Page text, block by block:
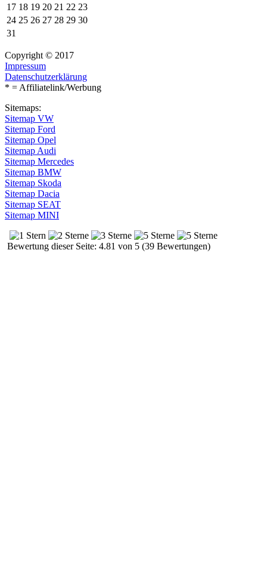
17 18 19 20 21 22 23
24 25 26 27 28 29 30
31
Copyright © 2017
Impressum
Datenschutzerklärung
* = Affiliatelink/Werbung
Sitemaps:
Sitemap VW
Sitemap Ford
Sitemap Opel
Sitemap Audi
Sitemap Mercedes
Sitemap BMW
Sitemap Skoda
Sitemap Dacia
Sitemap SEAT
Sitemap MINI
Bewertung dieser Seite: 4.81 von 5 (39 Bewertungen)